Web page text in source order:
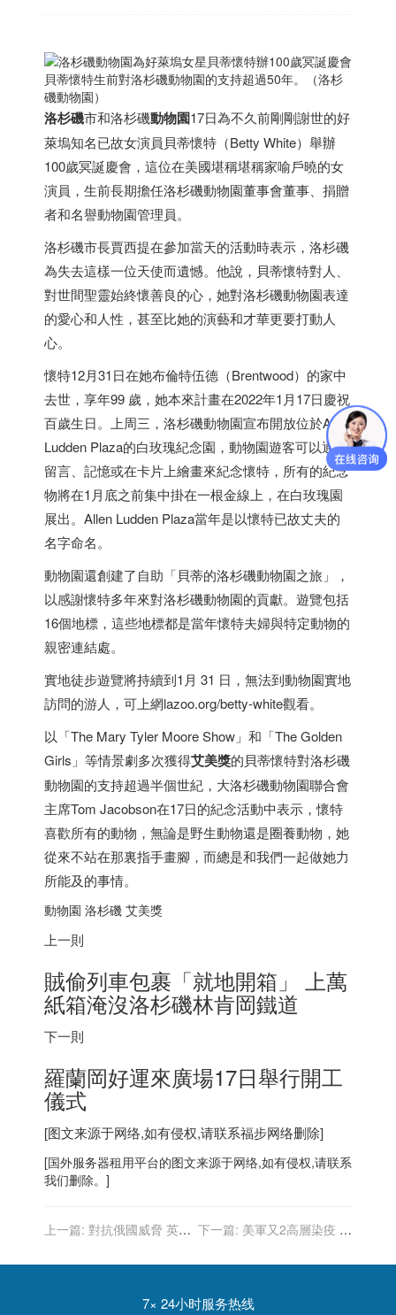
貝蒂懷特生前對洛杉磯動物園的支持超過50年。（洛杉
磯動物園）
洛杉磯市和洛杉磯動物園17日為不久前剛剛謝世的好
萊塢知名已故女演員貝蒂懷特（Betty White）舉辦
100歲冥誕慶會，這位在美國堪稱堪稱家喻戶曉的女
演員，生前長期擔任洛杉磯動物園董事會董事、捐贈
者和名譽動物園管理員。
洛杉磯市長賈西提在參加當天的活動時表示，洛杉磯
為失去這樣一位天使而遺憾。他說，貝蒂懷特對人、
對世間聖靈始終懷善良的心，她對洛杉磯動物園表達
的愛心和人性，甚至比她的演藝和才華更要打動人
心。
懷特12月31日在她布倫特伍德（Brentwood）的家中
去世，享年99 歲，她本來計畫在2022年1月17日慶祝
百歲生日。上周三，洛杉磯動物園宣布開放位於Allen
Ludden Plaza的白玫瑰紀念園，動物園遊客可以通過
留言、記憶或在卡片上繪畫來紀念懷特，所有的紀念
物將在1月底之前集中掛在一根金線上，在白玫瑰園
展出。Allen Ludden Plaza當年是以懷特已故丈夫的
名字命名。
動物園還創建了自助「貝蒂的洛杉磯動物園之旅」，
以感謝懷特多年來對洛杉磯動物園的貢獻。遊覽包括
16個地標，這些地標都是當年懷特夫婦與特定動物的
親密連結處。
實地徒步遊覽將持續到1月 31 日，無法到動物園實地
訪問的游人，可上網lazoo.org/betty-white觀看。
以「The Mary Tyler Moore Show」和「The Golden
Girls」等情景劇多次獲得艾美獎的貝蒂懷特對洛杉磯
動物園的支持超過半個世紀，大洛杉磯動物園聯合會
主席Tom Jacobson在17日的紀念活動中表示，懷特
喜歡所有的動物，無論是野生動物還是圈養動物，她
從來不站在那裏指手畫腳，而總是和我們一起做她力
所能及的事情。
動物園 洛杉磯 艾美獎
上一則
賊偷列車包裹「就地開箱」 上萬
紙箱淹沒洛杉磯林肯岡鐵道
下一則
羅蘭岡好運來廣場17日舉行開工
儀式
[图文来源于网络,如有侵权,请联系福步网络删除]
[国外服务器租用平台的图文来源于网络,如有侵权,请联系
我们删除。]
上一篇: 對抗俄國威脅 英提 下一篇: 美軍又2高層染疫 日
7× 24小时服务热线